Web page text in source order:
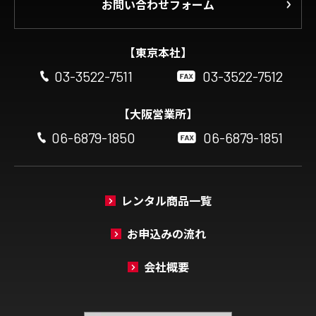
お問い合わせフォーム
【東京本社】
03-3522-7511
03-3522-7512
【大阪営業所】
06-6879-1850
06-6879-1851
レンタル商品一覧
お申込みの流れ
会社概要